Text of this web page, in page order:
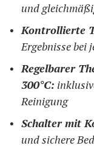
und
Kontrollierte
Ergebnisse bei
Regelbarer
300°C:
Reinigung
Schalter mit
und sichere